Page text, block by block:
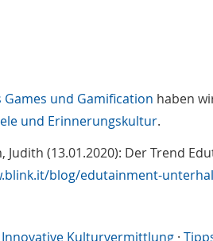
Games und Gamification haben
und Erinnerungskultur.
Judith (13.01.2020): Der Trend
blog/edutainment-
Innovative Kulturvermittlung ·